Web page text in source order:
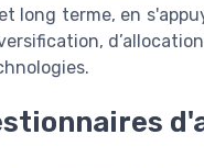
long terme, en